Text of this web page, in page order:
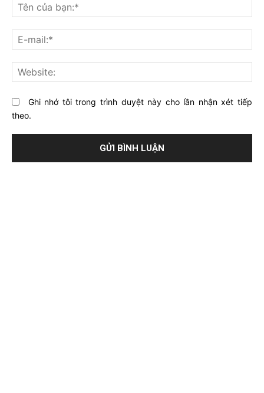
nghĩ
gì
về
bài
viết
này?
Ghi nhớ tôi trong trình duyệt này cho lần nhận xét tiếp
theo.